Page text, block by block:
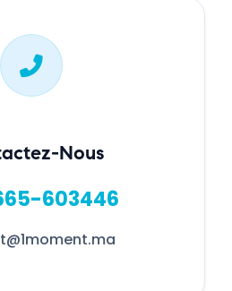
Nous
603446